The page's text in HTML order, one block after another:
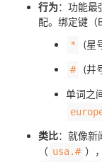
行为：功能最
配。绑定键（
* (星
# (井
单词之
类比：就像新
（ usa.# ）